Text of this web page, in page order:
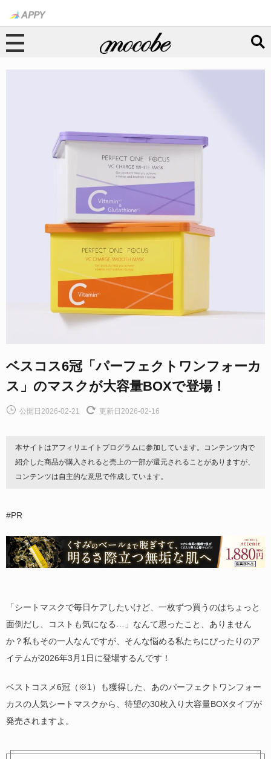
ベスコス6冠「パーフェクトワンフォーカ
ス」のマスクが大容量BOXで登場！
公開日2026-02-21 更新日2026-02-16
本サイトはアフィリエイトプログラムに参加しています。コンテンツ内で
紹介した商品が購入されると売上の一部が還元されることがありますが、
コンテンツは自主的な意思で作成しています。
#PR
「シートマスクで毎日ケアしたいけど、一枚ずつ買うのはちょっと
面倒だし、コストも気になる…」なんて思ったこと、ありません
か？私もその一人なんですが、そんな悩める私たちにぴったりのア
イテムが2026年3月1日に登場するんです！
ベストコスメ6冠（※1）も獲得した、あのパーフェクトワンフォー
カスの人気シートマスクから、待望の30枚入り大容量BOXタイプが
発売されますよ。